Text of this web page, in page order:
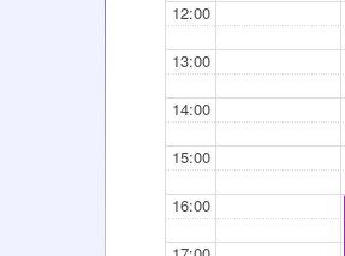
12:00
13:00
14:00
15:00
16:00